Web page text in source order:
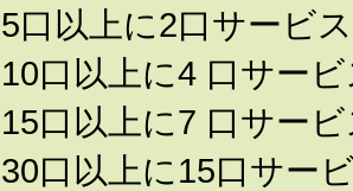
5口以上に2口サービ
10口以上に4 口サー
15口以上に7 口サー
30口以上に15口サー